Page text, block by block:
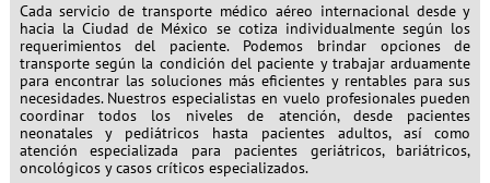
Cada servicio de transporte médico aéreo internacional desde y
hacia la Ciudad de México se cotiza individualmente según los
requerimientos del paciente. Podemos brindar opciones de
transporte según la condición del paciente y trabajar arduamente
para encontrar las soluciones más eficientes y rentables para sus
necesidades. Nuestros especialistas en vuelo profesionales pueden
coordinar todos los niveles de atención, desde pacientes
neonatales y pediátricos hasta pacientes adultos, así como
atención especializada para pacientes geriátricos, bariátricos,
oncológicos y casos críticos especializados.